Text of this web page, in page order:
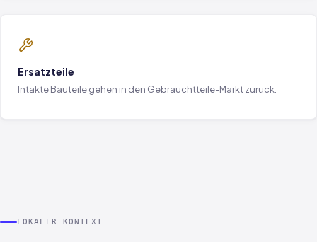
Ersatzteile
Intakte Bauteile gehen in den Gebrauchtteile-Markt zurück.
LOKALER KONTEXT